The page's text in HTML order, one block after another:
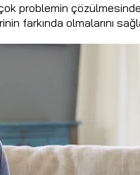
problemin
farkında olmalarını